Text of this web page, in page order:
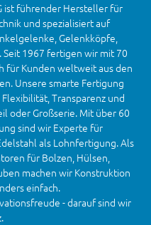
ist führender Hersteller für
und spezialisiert auf
Gelenkköpfe,
1967 fertigen wir mit 70
für Kunden weltweit aus den
Unsere smarte Fertigung
Transparenz und
oder Großserie. Mit über 60
sind wir Experte für
als Lohnfertigung. Als
für Bolzen, Hülsen,
machen wir Konstruktion
einfach.
- darauf sind wir